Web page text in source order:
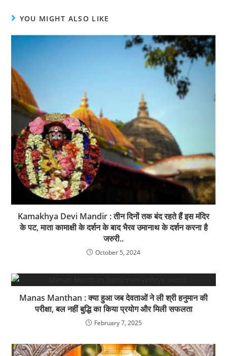
YOU MIGHT ALSO LIKE
Kamakhya Devi Mandir : तीन दिनों तक बंद रहते हैं इस मंदिर
के पट, माता कामाक्षी के दर्शन के बाद भैरव उमानाथ के दर्शन करना है
जरुरी..
October 5, 2024
Manas Manthan : क्या हुआ जब देवताओं ने ली श्री हनुमान की
परीक्षा, बल नहीं बुद्धि का किया प्रयोग और मिली सफलता
February 7, 2025